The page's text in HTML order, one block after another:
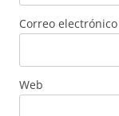
Correo electrónico
Web